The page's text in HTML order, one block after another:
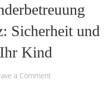
Sicherheit und
Kind
a Comment